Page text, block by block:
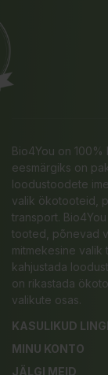
Bio4You on 100%
eesmärgiks on
loodustoodete
valik ökotooteid,
transport.
tooted, põnevad
mitmekesine valik
kahjustada
on rikastada
valikute osas.
KASULIKUD
MINU KONTO
JÄLGI MEID